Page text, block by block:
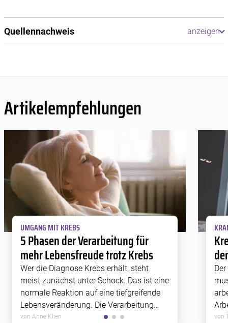
Quellennachweis
Artikelempfehlungen
UMGANG MIT KREBS
5 Phasen der Verarbeitung für
mehr Lebensfreude trotz Krebs
Wer die Diagnose Krebs erhält, steht
meist zunächst unter Schock. Das ist eine
normale Reaktion auf eine tiefgreifende
Lebensveränderung. Die Verarbeitung
einer Krebserkrankung verläuft bei jedem
von Anne Klien von